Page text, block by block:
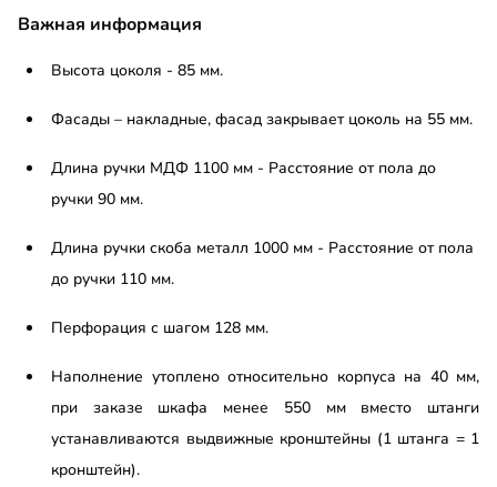
Важная информация
Высота цоколя - 85 мм.
Фасады – накладные, фасад закрывает цоколь на 55 мм.
Длина ручки МДФ 1100 мм - Расстояние от пола до
ручки 90 мм.
Длина ручки скоба металл 1000 мм - Расстояние от пола
до ручки 110 мм.
Перфорация с шагом 128 мм.
Наполнение утоплено относительно корпуса на 40 мм,
при заказе шкафа менее 550 мм вместо штанги
устанавливаются выдвижные кронштейны (1 штанга = 1
кронштейн).